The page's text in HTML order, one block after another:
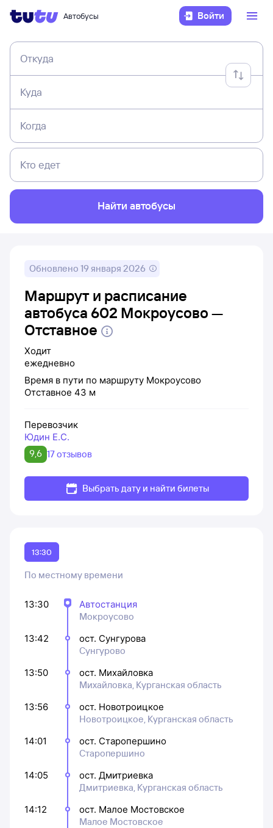
Автобусы Войти
Откуда
Куда
Когда
Кто едет
Найти автобусы
Обновлено 19 января 2026
Маршрут и расписание
автобуса 602 Мокроусово —
Отставное
Ходит
ежедневно
Время в пути по маршруту Мокроусово
Отставное 43 м
Перевозчик
Юдин Е.С.
9,6 17 отзывов
Выбрать дату и найти билеты
13:30
По местному времени
13:30
Автостанция
Мокроусово
13:42
ост. Сунгурова
Сунгурово
13:50
ост. Михайловка
Михайловка, Курганская область
13:56
ост. Новотроицкое
Новотроицкое, Курганская область
14:01
ост. Старопершино
Старопершино
14:05
ост. Дмитриевка
Дмитриевка, Курганская область
14:12
ост. Малое Мостовское
Малое Мостовское